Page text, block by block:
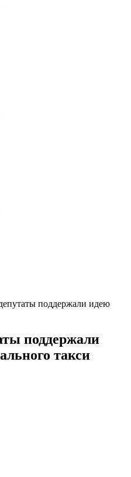
поддержали идею
поддержали
такси